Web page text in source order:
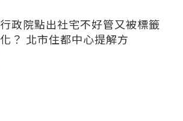
行政院點出社宅不好管又被標籤
化？ 北市住都中心提解方